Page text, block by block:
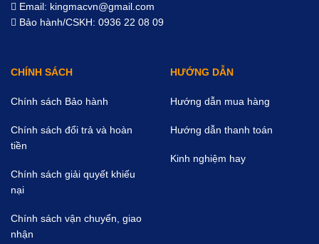
Email: kingmacvn@gmail.com
Bảo hành/CSKH: 0936 22 08 09
CHÍNH SÁCH
Chính sách Bảo hành
Chính sách đổi trả và hoàn
tiền
Chính sách giải quyết khiếu
nại
Chính sách vận chuyển, giao
nhận
HƯỚNG DẪN
Hướng dẫn mua hàng
Hướng dẫn thanh toán
Kinh nghiệm hay